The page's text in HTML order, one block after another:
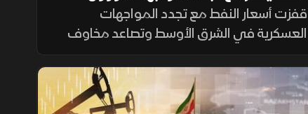
ستريت يراهن على رفع الفائدة
قفزت أسعار النفط مع تجدد المواجهات
العسكرية في الشرق الأوسط وتصاعد مخاوف
إمدادات الطاقة، بينما هوت أسهم كي هاينك
بأكثر من 10% بعد نتائج دون التوقعات، وسط
ترقب لقرار الفيدرالي بشأن الفائدة